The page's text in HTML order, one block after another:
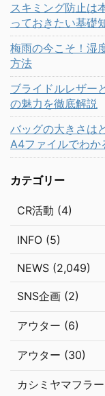
スキミング防止は
っておきたい基礎
梅雨の今こそ！湿
方法
ブライドルレザー
の魅力を徹底解説
バッグの大きさは
A4ファイルでわか
カテゴリー
CR活動 (4)
INFO (5)
NEWS (2,049)
SNS企画 (2)
アウター (6)
アウター (30)
カシミヤマフラ